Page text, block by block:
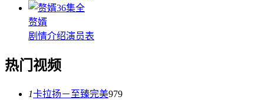
36集全
赘婿
剧情介绍演员表
热门视频
1卡拉扬－至臻完美979